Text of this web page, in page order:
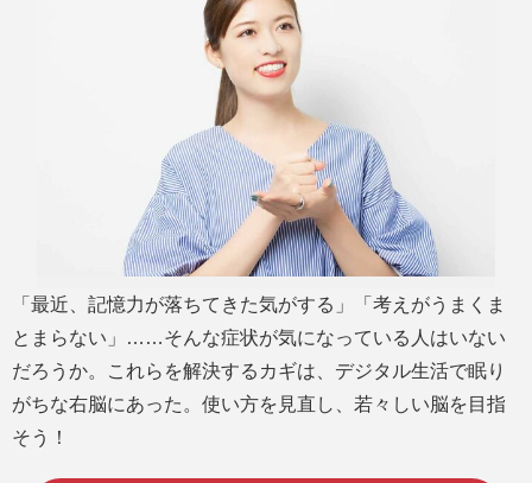
「最近、記憶力が落ちてきた気がする」「考えがうまくま
とまらない」……そんな症状が気になっている人はいない
だろうか。これらを解決するカギは、デジタル生活で眠り
がちな右脳にあった。使い方を見直し、若々しい脳を目指
そう！